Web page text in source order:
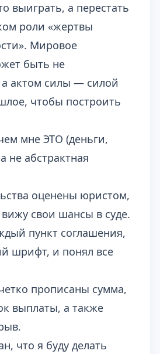
выиграть, а перестать
роли «жертвы
Мировое
быть не
а актом силы — силой
чтобы построить
мне ЭТО (деньги,
не абстрактная
оценены юристом,
свои шансы в суде.
пункт соглашения,
шрифт, и понял все
прописаны сумма,
выплаты, а также
что я буду делать